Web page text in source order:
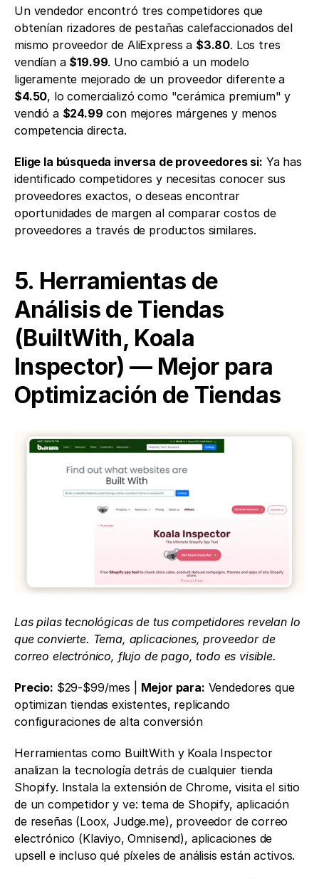
Un vendedor encontró tres competidores que
obtenían rizadores de pestañas calefaccionados del
mismo proveedor de AliExpress a $3.80. Los tres
vendían a $19.99. Uno cambió a un modelo
$4.50, lo comercializó como "cerámica premium" y
vendió a $24.99 con mejores márgenes y menos
competencia directa.
Elige la búsqueda inversa de proveedores si: Ya has
identificado competidores y necesitas conocer sus
proveedores exactos, o deseas encontrar
oportunidades de margen al comparar costos de
proveedores a través de productos similares.
5. Herramientas de
Análisis de Tiendas
(BuiltWith, Koala
Inspector) — Mejor para
Optimización de Tiendas
Las pilas tecnológicas de tus competidores revelan lo
que convierte. Tema, aplicaciones, proveedor de
correo electrónico, flujo de pago, todo es visible.
Precio: $29-$99/mes | Mejor para: Vendedores que
optimizan tiendas existentes, replicando
configuraciones de alta conversión
Herramientas como BuiltWith y Koala Inspector
analizan la tecnología detrás de cualquier tienda
Shopify. Instala la extensión de Chrome, visita el sitio
de un competidor y ve: tema de Shopify, aplicación
de reseñas (Loox, Judge.me), proveedor de correo
electrónico (Klaviyo, Omnisend), aplicaciones de
upsell e incluso qué píxeles de análisis están activos.